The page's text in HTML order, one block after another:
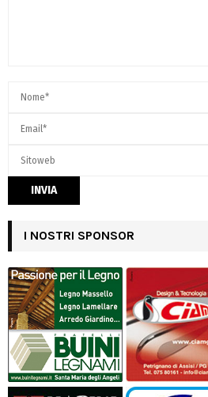
I NOSTRI SPONSOR